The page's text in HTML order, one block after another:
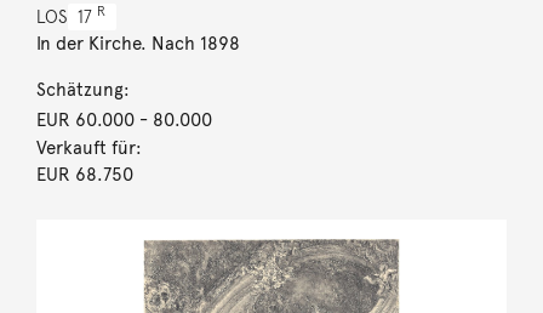
LOS 17 R
In der Kirche. Nach 1898
Schätzung:
EUR 60.000- 80.000
Verkauft für:
EUR 68.750